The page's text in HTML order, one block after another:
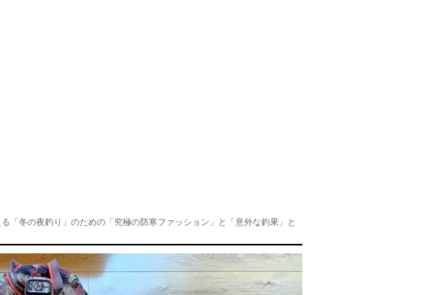
「冬の夜釣り」のための「究極の防寒ファッション」と「意外な釣果」と